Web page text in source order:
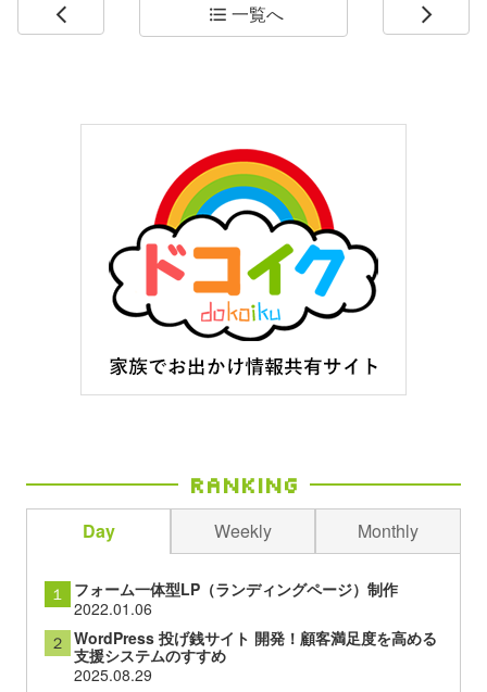
arrow_back_ios format_list_bulleted 一覧へ arrow_forward_ios
Ranking
Day Weekly Monthly
１ フォーム一体型LP（ランディングページ）制作
2022.01.06
２ WordPress 投げ銭サイト 開発！顧客満足度を高める
支援システムのすすめ
2025.08.29